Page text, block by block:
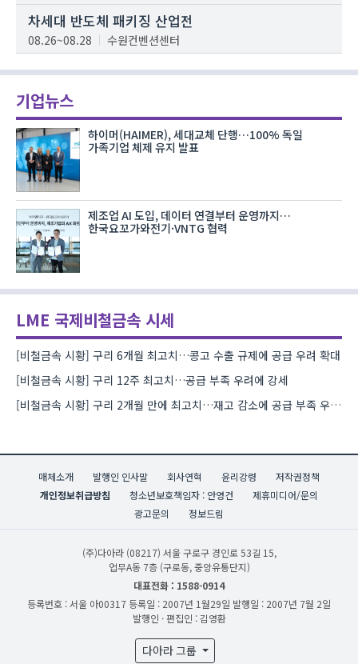
차세대 반도체 패키징 산업전
08.26~08.28 수원컨벤션센터
기업뉴스
하이머(HAIMER), 세대교체 단행…100% 독일
가족기업 체제 유지 발표
제조업 AI 도입, 데이터 연결부터 운영까지…
한국요꼬가와전기·VNTG 협력
LME 국제비철금속 시세
[비철금속 시황] 구리 6개월 최고치…콩고 수출 규제에 공급 우려 확대
[비철금속 시황] 구리 12주 최고치…공급 부족 우려에 강세
[비철금속 시황] 구리 2개월 만에 최고치…재고 감소에 공급 부족 우려 확대
매체소개 발행인 인사말 회사연혁 윤리강령
저작권정책
개인정보취급방침
청소년보호책임자 : 안영건
제휴미디어/문의
광고문의
정보드림
(주)다아라 (08217) 서울 구로구 경인로 53길 15,
업무A동 7층 (구로동, 중앙유통단지)
대표전화 : 1588-0914
등록번호 : 서울 아00317 등록일 : 2007년 1월29일 발행일 : 2007년 7월 2일
발행인 · 편집인 : 김영환
다아라 그룹